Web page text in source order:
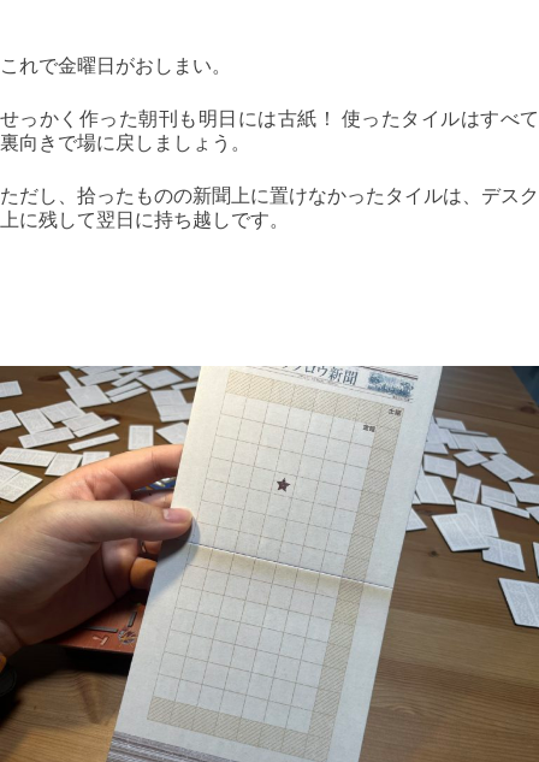
これで金曜日がおしまい。
せっかく作った朝刊も明日には古紙！ 使ったタイルはすべて
裏向きで場に戻しましょう。
ただし、拾ったものの新聞上に置けなかったタイルは、デスク
上に残して翌日に持ち越しです。